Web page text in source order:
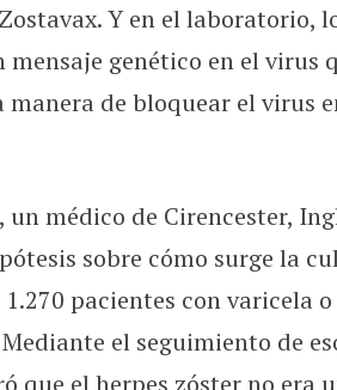
Y en el laboratorio,
genético en el virus
de bloquear el virus
un médico de Cirencester,
sobre cómo surge la
1.270 pacientes con varicela
el seguimiento de
que el herpes zóster no era